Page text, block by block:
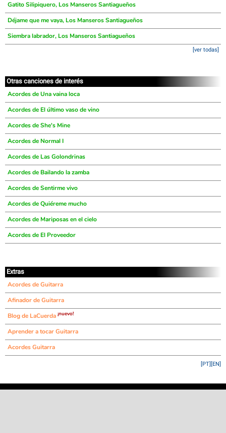
Gatito Silipiquero, Los Manseros Santiagueños
Déjame que me vaya, Los Manseros Santiagueños
Siembra labrador, Los Manseros Santiagueños
[ver todas]
Otras canciones de interés
Acordes de Una vaina loca
Acordes de El último vaso de vino
Acordes de She's Mine
Acordes de Normal I
Acordes de Las Golondrinas
Acordes de Bailando la zamba
Acordes de Sentirme vivo
Acordes de Quiéreme mucho
Acordes de Mariposas en el cielo
Acordes de El Proveedor
Extras
Acordes de Guitarra
Afinador de Guitarra
Blog de LaCuerda ¡nuevo!
Aprender a tocar Guitarra
Acordes Guitarra
[EN]
[PT]